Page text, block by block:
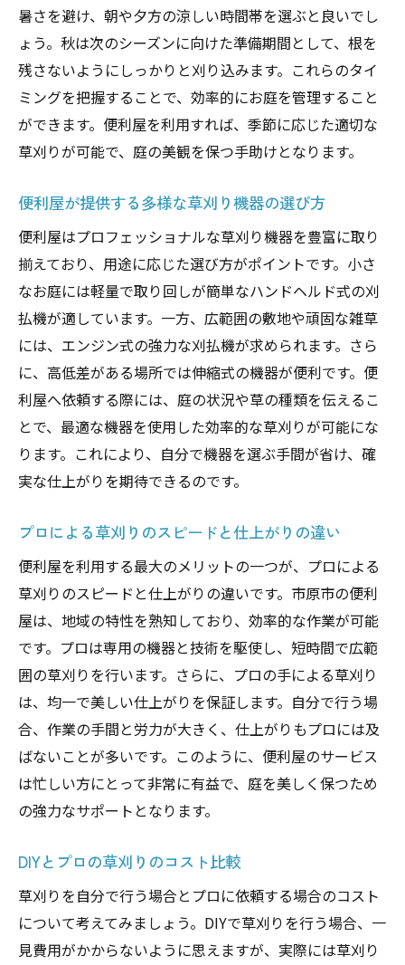
お客様の声を活かしたサービス改善事例
地域の景観に合う庭づくりの提案
便利屋のフレキシブルなサービス対応
地元企業との連携によるサービス向上
忙しいあなたに便利屋を使った庭仕事のススメ
時間を節約するための草刈りサービスの活
用法
日常のストレスを軽減する庭仕事の外注
家族の時間を増やす庭管理の外部委託
市原市の便利屋が提供するパッケージサー
ビス
働く人向けの便利屋プランの魅力
プロに任せる安心感市原市の便利屋を選ぶ理由
専門知識を持つスタッフによる安心のサポ
ート
信頼できる作業実績と口コミの紹介
安心の保証制度とアフターケア
地域密着型の細やかなサービス
緊急時の迅速な対応力
市原市内での豊富な実績
庭の草刈りをプロに任せる利点と市原市の事例
プロによる安全で効率的な作業の流れ
市原市の実際の施工事例から学ぶ
専門家による草刈りのテクニック紹介
便利屋の提供するアフターサービスの魅力
プロに任せることで得られる精神的安心感
地域密着型便利屋が提供する草刈りサービスの
特長
地域の特性を活かした庭管理のポイント
オーダーメイドのサービスプラン
暑さを避け、朝や夕方の涼しい時間帯を選ぶと良いでし
ょう。秋は次のシーズンに向けた準備期間として、根を
残さないようにしっかりと刈り込みます。これらのタイ
ミングを把握することで、効率的にお庭を管理すること
ができます。便利屋を利用すれば、季節に応じた適切な
草刈りが可能で、庭の美観を保つ手助けとなります。
便利屋が提供する多様な草刈り機器の選び方
便利屋はプロフェッショナルな草刈り機器を豊富に取り
揃えており、用途に応じた選び方がポイントです。小さ
なお庭には軽量で取り回しが簡単なハンドヘルド式の刈
払機が適しています。一方、広範囲の敷地や頑固な雑草
には、エンジン式の強力な刈払機が求められます。さら
に、高低差がある場所では伸縮式の機器が便利です。便
利屋へ依頼する際には、庭の状況や草の種類を伝えるこ
とで、最適な機器を使用した効率的な草刈りが可能にな
ります。これにより、自分で機器を選ぶ手間が省け、確
実な仕上がりを期待できるのです。
プロによる草刈りのスピードと仕上がりの違い
便利屋を利用する最大のメリットの一つが、プロによる
草刈りのスピードと仕上がりの違いです。市原市の便利
屋は、地域の特性を熟知しており、効率的な作業が可能
です。プロは専用の機器と技術を駆使し、短時間で広範
囲の草刈りを行います。さらに、プロの手による草刈り
は、均一で美しい仕上がりを保証します。自分で行う場
合、作業の手間と労力が大きく、仕上がりもプロには及
ばないことが多いです。このように、便利屋のサービス
は忙しい方にとって非常に有益で、庭を美しく保つため
の強力なサポートとなります。
DIYとプロの草刈りのコスト比較
草刈りを自分で行う場合とプロに依頼する場合のコスト
について考えてみましょう。DIYで草刈りを行う場合、一
見費用がかからないように思えますが、実際には草刈り